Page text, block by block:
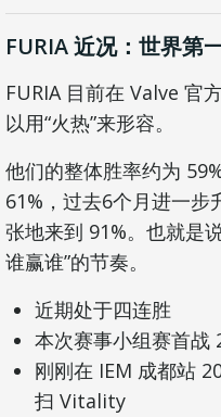
FURIA 近况：世界第
FURIA 目前在 Valve 官
以用“火热”来形容。
他们的整体胜率约为
61%，过去6个月进一步
张地来到 91%。也就是
谁赢谁”的节奏。
近期处于四连胜
本次赛事小组赛首战
刚刚在 IEM 成都站
扫 Vitality